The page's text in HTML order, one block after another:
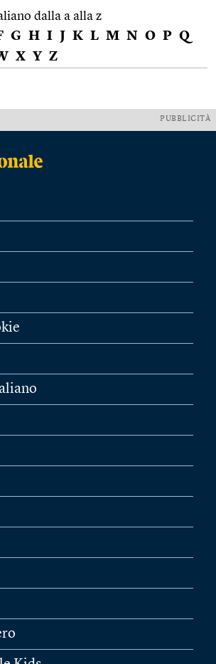
dalla a alla z
G H I J K L M N O P Q
X Y Z
PUBBLICITÀ